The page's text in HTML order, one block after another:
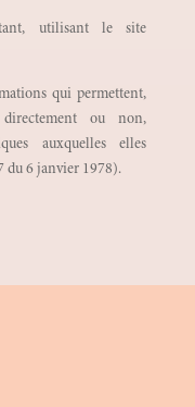
utilisant le site
qui permettent,
ou non,
auxquelles elles
du 6 janvier 1978).